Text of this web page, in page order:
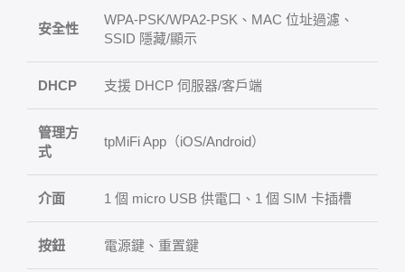
安全性
WPA-PSK/WPA2-PSK、MAC 位址過濾、
SSID 隱藏/顯示
DHCP 支援 DHCP 伺服器/客戶端
管理方
式
tpMiFi App（iOS/Android）
介面 1 個 micro USB 供電口、1 個 SIM 卡插槽
按鈕 電源鍵、重置鍵